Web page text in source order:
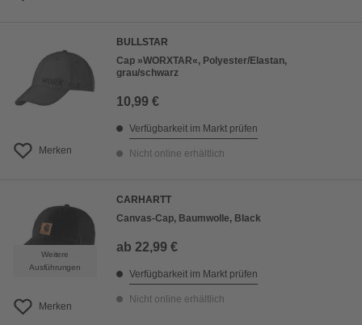
Merken
BULLSTAR
Cap »WORXTAR«, Polyester/Elastan,
grau/schwarz
10,99 €
Verfügbarkeit im Markt prüfen
Nicht online erhältlich
Weitere
Ausführungen
Merken
CARHARTT
Canvas-Cap, Baumwolle, Black
ab 22,99 €
Verfügbarkeit im Markt prüfen
Nicht online erhältlich